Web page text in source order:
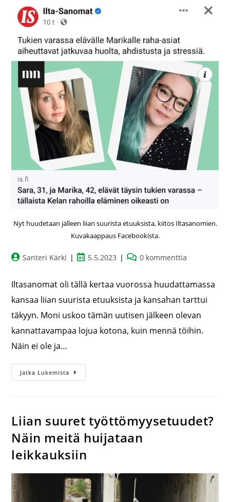
Nyt huudetaan jälleen liian suurista etuuksista, kiitos Iltasanomien.
Kuvakaappaus Facebookista.
Santeri Kärki 5.5.2023 0 kommenttia
Iltasanomat oli tällä kertaa vuorossa huudattamassa
kansaa liian suurista etuuksista ja kansahan tarttui
täkyyn. Moni uskoo tämän uutisen jälkeen olevan
kannattavampaa lojua kotona, kuin mennä töihin.
Näin ei ole ja…
Jatka Lukemista
Liian suuret työttömyysetuudet?
Näin meitä huijataan
leikkauksiin